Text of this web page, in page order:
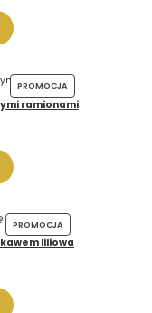
PROMOCJA
ramionami
PROMOCJA
liliowa